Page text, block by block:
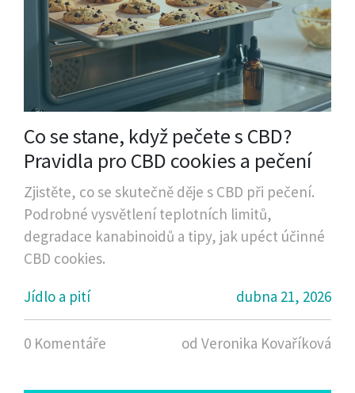
Co se stane, když pečete s CBD?
Pravidla pro CBD cookies a pečení
Zjistěte, co se skutečně děje s CBD při pečení.
Podrobné vysvětlení teplotních limitů,
degradace kanabinoidů a tipy, jak upéct účinné
CBD cookies.
Jídlo a pití
dubna 21, 2026
0 Komentáře od Veronika Kovaříková